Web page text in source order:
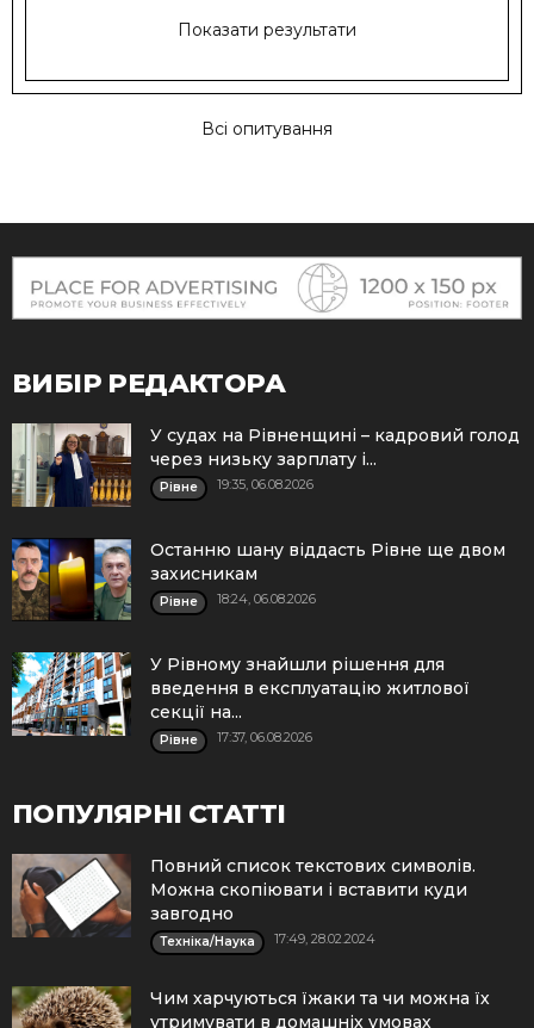
Показати результати
Всі опитування
ВИБІР РЕДАКТОРА
У судах на Рівненщині – кадровий голод
через низьку зарплату і...
Рівне 19:35, 06.08.2026
Останню шану віддасть Рівне ще двом
захисникам
Рівне 18:24, 06.08.2026
У Рівному знайшли рішення для
введення в експлуатацію житлової
секції на...
Рівне 17:37, 06.08.2026
ПОПУЛЯРНІ СТАТТІ
Повний список текстових символів.
Можна скопіювати і вставити куди
завгодно
Техніка/Наука 17:49, 28.02.2024
Чим харчуються їжаки та чи можна їх
утримувати в домашніх умовах